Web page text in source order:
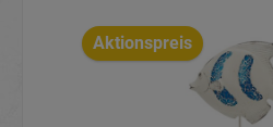
Aktionspreis